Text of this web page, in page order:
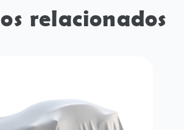
relacionados